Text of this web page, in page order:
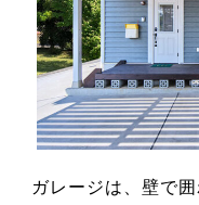
ガレージは、壁で